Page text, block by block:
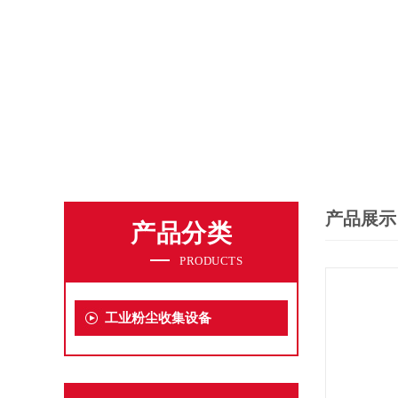
产品分类
PRODUCTS
工业粉尘收集设备
产品展示